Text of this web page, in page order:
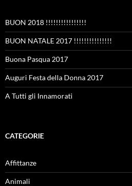
BUON 2018 !!!!!!!!!!!!!!!!
BUON NATALE 2017 !!!!!!!!!!!!!!!
Buona Pasqua 2017
Auguri Festa della Donna 2017
A Tutti gli Innamorati
CATEGORIE
Affittanze
Animali